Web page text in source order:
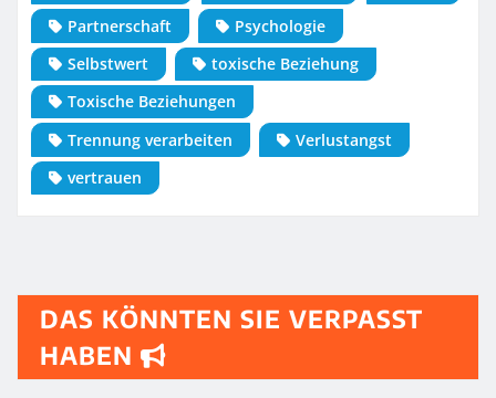
Partnerschaft
Psychologie
Selbstwert
toxische Beziehung
Toxische Beziehungen
Trennung verarbeiten
Verlustangst
vertrauen
DAS KÖNNTEN SIE VERPASST
HABEN